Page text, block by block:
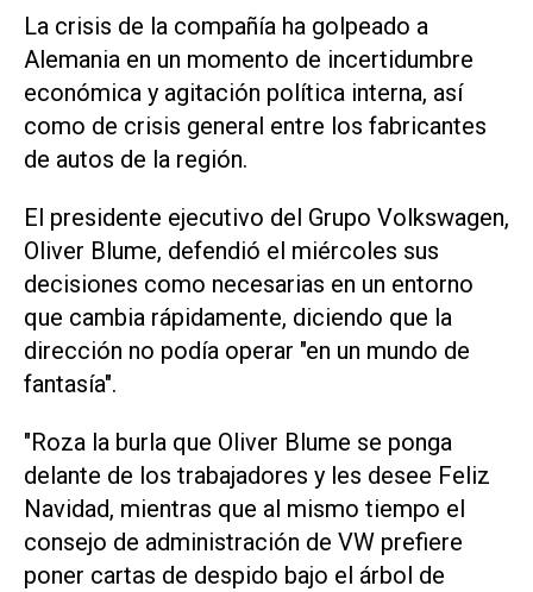
La crisis de la compañía ha golpeado a
Alemania en un momento de incertidumbre
económica y agitación política interna, así
como de crisis general entre los fabricantes
de autos de la región.
El presidente ejecutivo del Grupo Volkswagen,
Oliver Blume, defendió el miércoles sus
decisiones como necesarias en un entorno
que cambia rápidamente, diciendo que la
dirección no podía operar "en un mundo de
fantasía".
"Roza la burla que Oliver Blume se ponga
delante de los trabajadores y les desee Feliz
Navidad, mientras que al mismo tiempo el
consejo de administración de VW prefiere
poner cartas de despido bajo el árbol de